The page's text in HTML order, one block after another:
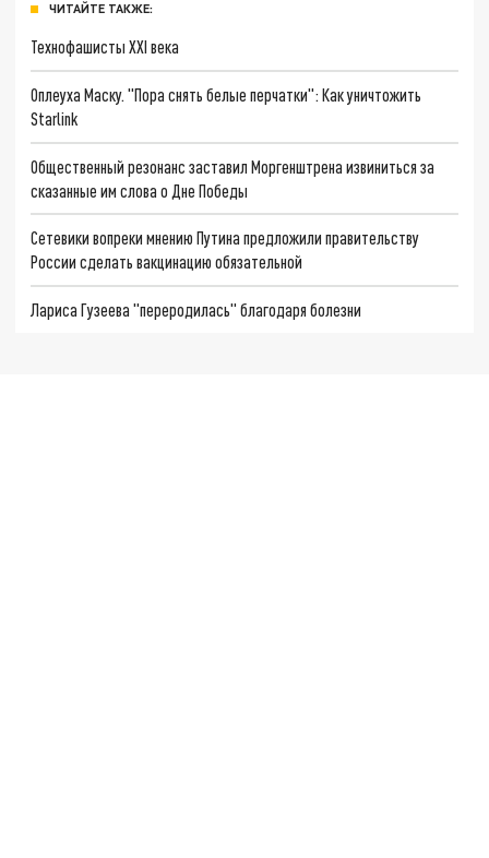
ЧИТАЙТЕ ТАКЖЕ:
Технофашисты XXI века
Оплеуха Маску. "Пора снять белые перчатки": Как уничтожить
Starlink
Общественный резонанс заставил Моргенштрена извиниться за
сказанные им слова о Дне Победы
Сетевики вопреки мнению Путина предложили правительству
России сделать вакцинацию обязательной
Лариса Гузеева "переродилась" благодаря болезни